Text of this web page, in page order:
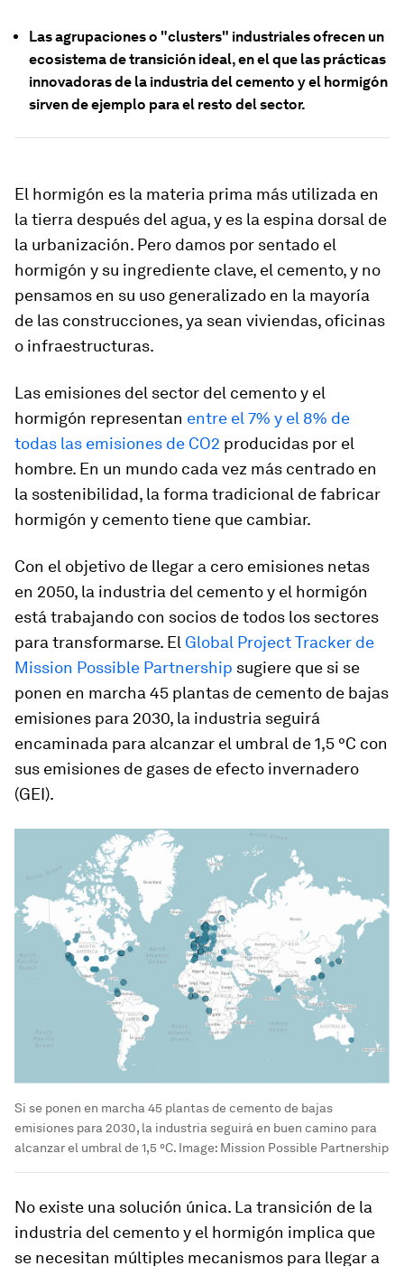
Las agrupaciones o "clusters" industriales ofrecen un
ecosistema de transición ideal, en el que las prácticas
innovadoras de la industria del cemento y el hormigón
sirven de ejemplo para el resto del sector.
El hormigón es la materia prima más utilizada en
la tierra después del agua, y es la espina dorsal de
la urbanización. Pero damos por sentado el
hormigón y su ingrediente clave, el cemento, y no
pensamos en su uso generalizado en la mayoría
de las construcciones, ya sean viviendas, oficinas
o infraestructuras.
Las emisiones del sector del cemento y el
hormigón representan entre el 7% y el 8% de
todas las emisiones de CO2 producidas por el
hombre. En un mundo cada vez más centrado en
la sostenibilidad, la forma tradicional de fabricar
hormigón y cemento tiene que cambiar.
Con el objetivo de llegar a cero emisiones netas
en 2050, la industria del cemento y el hormigón
está trabajando con socios de todos los sectores
para transformarse. El Global Project Tracker de
Mission Possible Partnership sugiere que si se
ponen en marcha 45 plantas de cemento de bajas
emisiones para 2030, la industria seguirá
encaminada para alcanzar el umbral de 1,5 °C con
sus emisiones de gases de efecto invernadero
(GEI).
Si se ponen en marcha 45 plantas de cemento de bajas
emisiones para 2030, la industria seguirá en buen camino para
alcanzar el umbral de 1,5 °C. Image: Mission Possible Partnership
No existe una solución única. La transición de la
industria del cemento y el hormigón implica que
se necesitan múltiples mecanismos para llegar a